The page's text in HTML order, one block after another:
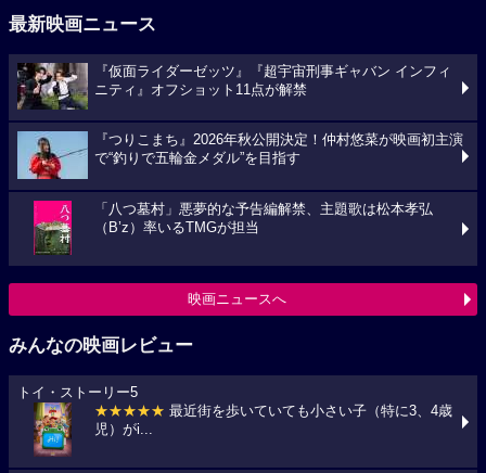
最新映画ニュース
『仮面ライダーゼッツ』『超宇宙刑事ギャバン インフィ
ニティ』オフショット11点が解禁
『つりこまち』2026年秋公開決定！仲村悠菜が映画初主演
で“釣りで五輪金メダル”を目指す
「八つ墓村」悪夢的な予告編解禁、主題歌は松本孝弘
（B’z）率いるTMGが担当
映画ニュースへ
みんなの映画レビュー
トイ・ストーリー5
★★★★★ 最近街を歩いていても小さい子（特に3、4歳
児）がi...